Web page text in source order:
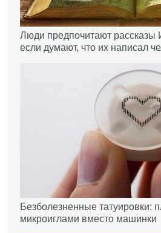
Люди предпочитают
если думают, что их написал
Безболезненные татуировки:
микроиглами вместо машинки